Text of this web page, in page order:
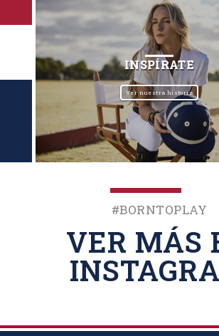
INSPÍRATE
Ver nuestra historia
#BornToPlay
VER MÁS